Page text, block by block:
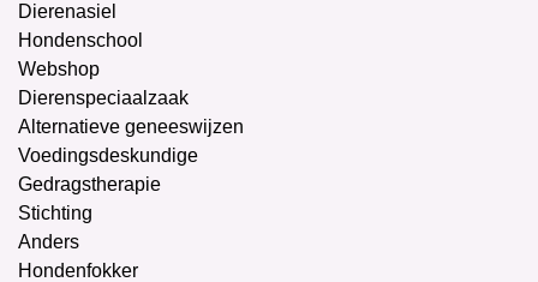
Dierenasiel
Hondenschool
Webshop
Dierenspeciaalzaak
Alternatieve geneeswijzen
Voedingsdeskundige
Gedragstherapie
Stichting
Anders
Hondenfokker